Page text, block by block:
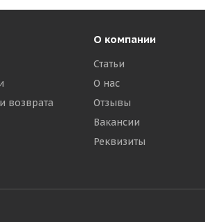
возврата
О компании
Статьи
О нас
Отзывы
Вакансии
Реквизиты